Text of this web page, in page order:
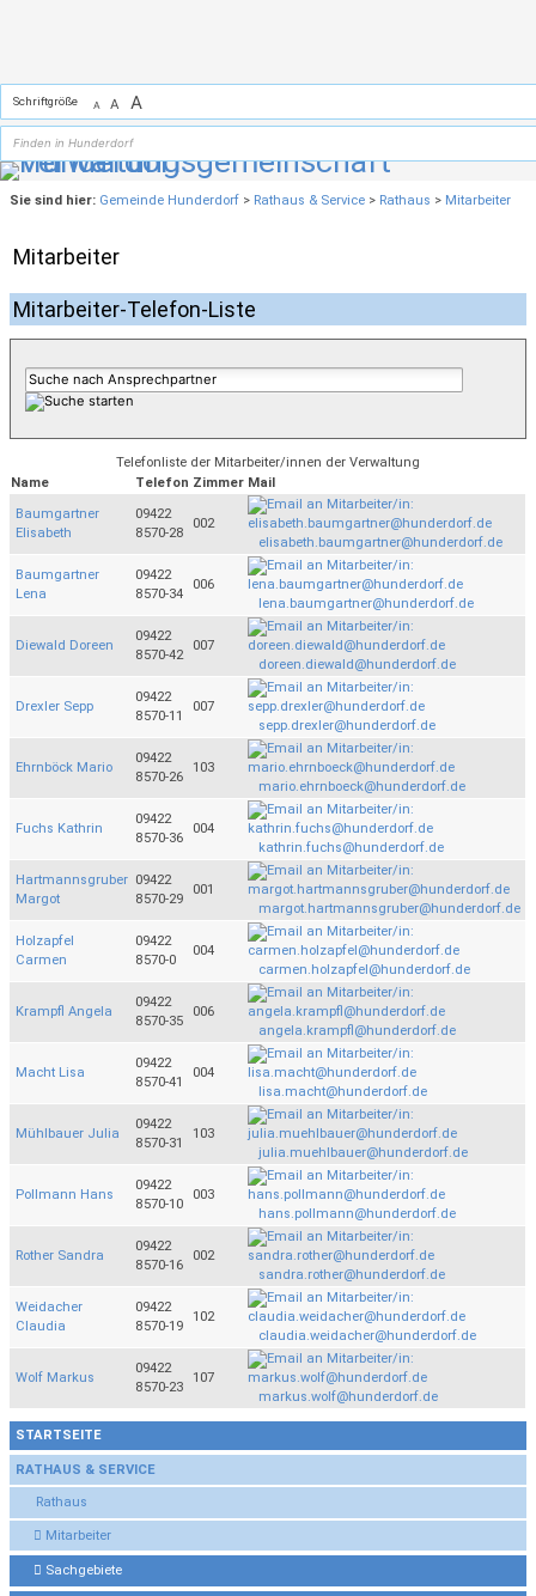
Schriftgröße A A A
STARTSEITE
RATHAUS & SERVICE
Rathaus
Mitarbeiter
Sachgebiete
Sie sind hier: Gemeinde Hunderdorf > Rathaus & Service > Rathaus > Mitarbeiter
Mitarbeiter
Mitarbeiter-Telefon-Liste
Telefonliste der Mitarbeiter/innen der Verwaltung
Name
Telefon Zimmer Mail
Baumgartner
Elisabeth
09422
8570-28
002
elisabeth.baumgartner@hunderdorf.de
Baumgartner
Lena
09422
8570-34
006
lena.baumgartner@hunderdorf.de
Diewald Doreen
09422
8570-42
007
doreen.diewald@hunderdorf.de
Drexler Sepp
09422
8570-11
007
sepp.drexler@hunderdorf.de
Ehrnböck Mario
09422
8570-26
103
mario.ehrnboeck@hunderdorf.de
Fuchs Kathrin
09422
8570-36
004
kathrin.fuchs@hunderdorf.de
Hartmannsgruber
Margot
09422
8570-29
001
margot.hartmannsgruber@hunderdorf.de
Holzapfel
Carmen
09422
8570-0
004
carmen.holzapfel@hunderdorf.de
Krampfl Angela
09422
8570-35
006
angela.krampfl@hunderdorf.de
Macht Lisa
09422
8570-41
004
lisa.macht@hunderdorf.de
Mühlbauer Julia
09422
8570-31
103
julia.muehlbauer@hunderdorf.de
Pollmann Hans
09422
8570-10
003
hans.pollmann@hunderdorf.de
Rother Sandra
09422
8570-16
002
sandra.rother@hunderdorf.de
Weidacher
Claudia
09422
8570-19
102
claudia.weidacher@hunderdorf.de
Wolf Markus
09422
8570-23
107
markus.wolf@hunderdorf.de